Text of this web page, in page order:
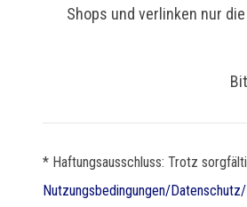
Shops und verlinken nur
* Haftungsausschluss: Trotz
Nutzungsbedingungen/Datenschutz/